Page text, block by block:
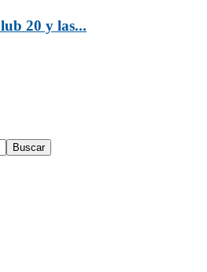
20 y las...
Buscar